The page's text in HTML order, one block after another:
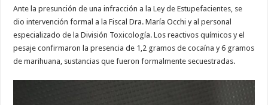
Ante la presunción de una infracción a la Ley de Estupefacientes, se
dio intervención formal a la Fiscal Dra. María Occhi y al personal
especializado de la División Toxicología. Los reactivos químicos y el
pesaje confirmaron la presencia de 1,2 gramos de cocaína y 6 gramos
de marihuana, sustancias que fueron formalmente secuestradas.